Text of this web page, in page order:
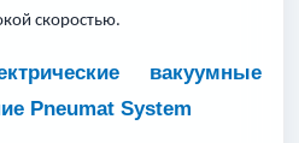
скоростью.
вакуумные
Pneumat System